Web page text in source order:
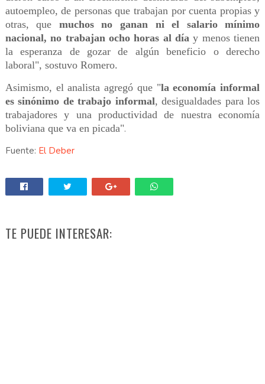
autoempleo, de personas que trabajan por cuenta propias y
otras, que muchos no ganan ni el salario mínimo
nacional, no trabajan ocho horas al día y menos tienen
la esperanza de gozar de algún beneficio o derecho
laboral", sostuvo Romero.
Asimismo, el analista agregó que "la economía informal
es sinónimo de trabajo informal, desigualdades para los
trabajadores y una productividad de nuestra economía
boliviana que va en picada".
Fuente: El Deber
TE PUEDE INTERESAR: